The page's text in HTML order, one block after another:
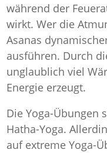
während der
wirkt. Wer die
Asanas
ausführen. Durch
unglaublich viel
Energie erzeugt.
Die Yoga-Übungen
Hatha-Yoga.
auf extreme Yoga-